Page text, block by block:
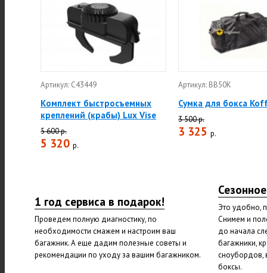
Артикул: C43449
Комплект быстросъемных
креплений (крабы) Lux Vise
5 600 р.
5 320 р.
Артикул: BB50K
Сумка для бокса
3 500 р.
3 325 р.
1 год сервиса в подарок!
Проведем полную диагностику, по
необходимости смажем и настроим ваш
багажник. А еще дадим полезные советы и
рекомендации по уходу за вашим багажником.
Это удобно,
Снимем и
до начала
багажники,
сноубордов,
боксы.